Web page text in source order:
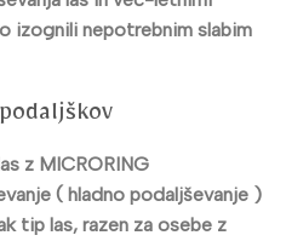
izognili nepotrebnim slabim
z MICRORING
( hladno podaljševanje )
tip las, razen za osebe z